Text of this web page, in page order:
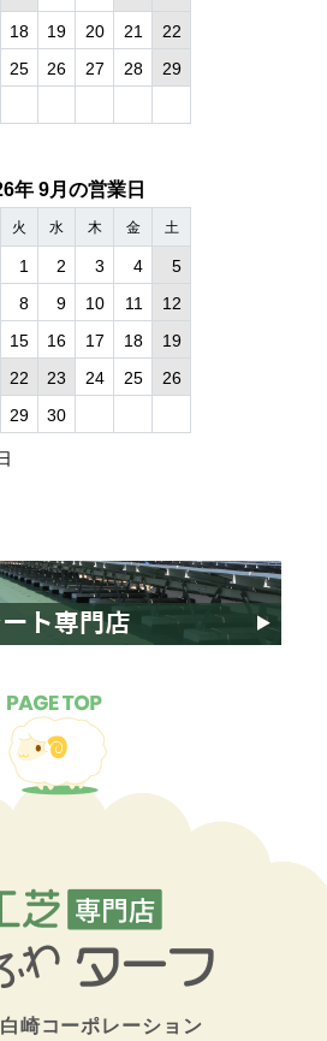
白崎コーポレーション